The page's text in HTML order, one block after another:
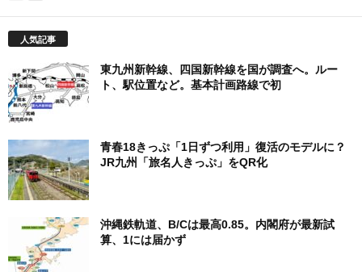
人気記事
東九州新幹線、四国新幹線を国が調査へ。ルー
ト、駅位置など。基本計画路線で初
青春18きっぷ「1日ずつ利用」復活のモデルに？
JR九州「旅名人きっぷ」をQR化
沖縄鉄軌道、B/Cは最高0.85。内閣府が最新試
算、1には届かず